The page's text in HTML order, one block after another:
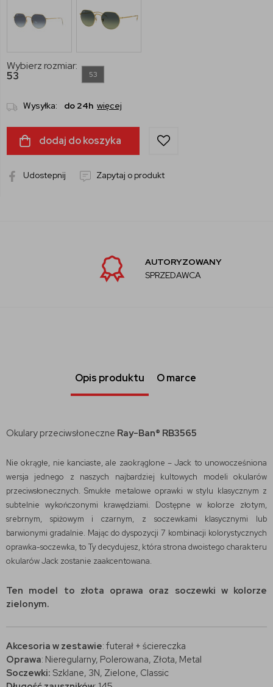
Wybierz rozmiar:
53
53
Wysyłka: do 24h więcej
dodaj do koszyka
Udostepnij Zapytaj o produkt
AUTORYZOWANY
SPRZEDAWCA
Opis produktu O marce
Okulary przeciwsłoneczne Ray-Ban® RB3565
Nie okrągłe, nie kanciaste, ale zaokrąglone – Jack to unowocześniona
wersja jednego z naszych najbardziej kultowych modeli okularów
przeciwsłonecznych. Smukłe metalowe oprawki w stylu klasycznym z
subtelnie wykończonymi krawędziami. Dostępne w kolorze złotym,
srebrnym, spiżowym i czarnym, z soczewkami klasycznymi lub
barwionymi gradalnie. Mając do dyspozycji 7 kombinacji kolorystycznych
oprawka-soczewka, to Ty decydujesz, która strona dwoistego charakteru
okularów Jack zostanie zaakcentowana.
Ten model to złota oprawa oraz soczewki w kolorze
zielonym.
Akcesoria w zestawie: futerał + ściereczka
Oprawa: Nieregularny, Polerowana, Złota, Metal
Soczewki: Szklane, 3N, Zielone, Classic